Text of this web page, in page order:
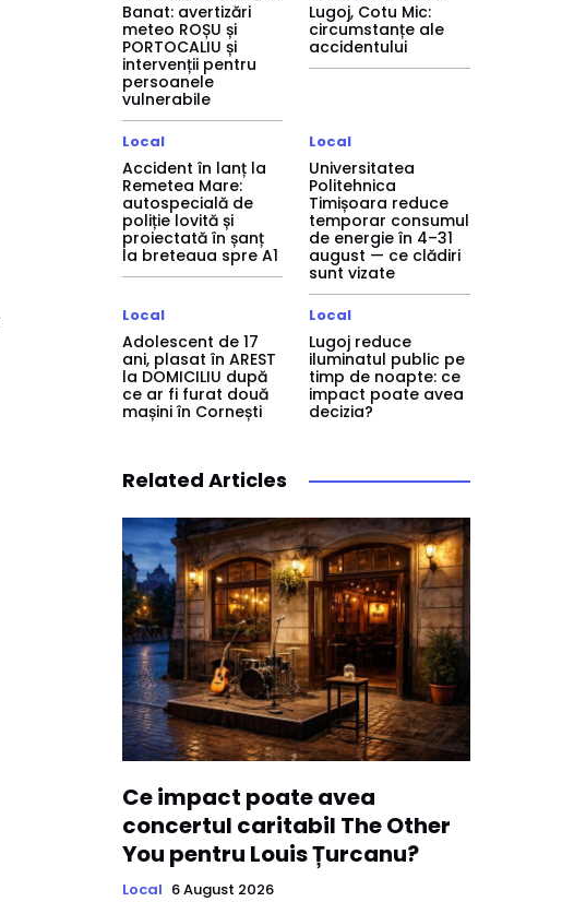
Banat: avertizări
meteo ROȘU și
PORTOCALIU și
intervenții pentru
persoanele
vulnerabile
Lugoj, Cotu Mic:
circumstanțe ale
accidentului
Local
Accident în lanț la
Remetea Mare:
autospecială de
poliție lovită și
proiectată în șanț
la breteaua spre A1
Local
Universitatea
Politehnica
Timișoara reduce
temporar consumul
de energie în 4–31
august — ce clădiri
sunt vizate
Local
Adolescent de 17
ani, plasat în AREST
la DOMICILIU după
ce ar fi furat două
mașini în Cornești
Local
Lugoj reduce
iluminatul public pe
timp de noapte: ce
impact poate avea
decizia?
Related Articles
Ce impact poate avea
concertul caritabil The Other
You pentru Louis Țurcanu?
Local 6 August 2026